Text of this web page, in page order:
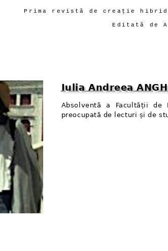
Prima revistă de creație
Editată de
Iulia Andreea
Absolventă a Facultății de
preocupată de lecturi și de